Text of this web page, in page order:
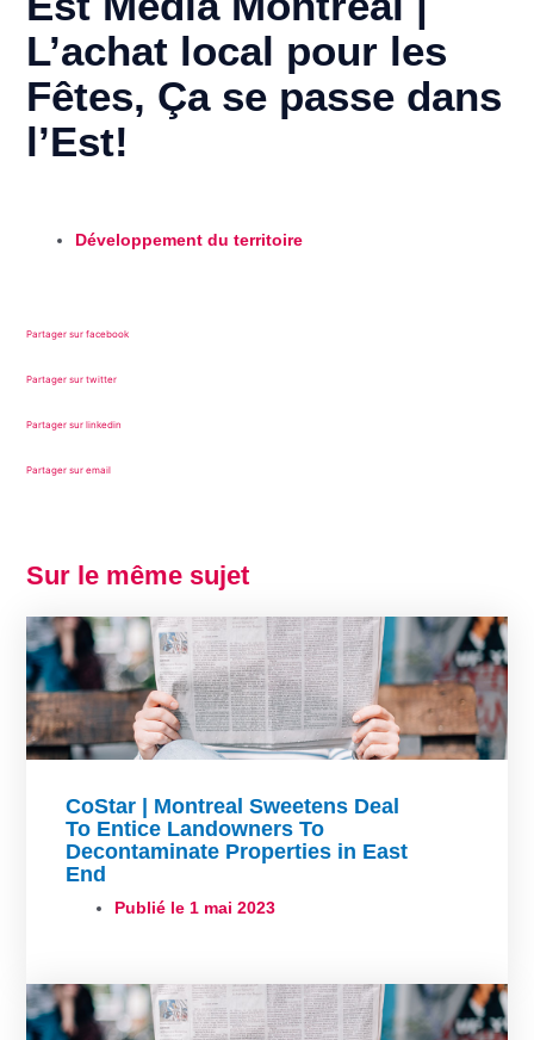
L’achat local pour les
Fêtes, Ça se passe dans
l’Est!
Développement du territoire
Partager sur facebook
Partager sur twitter
Partager sur linkedin
Partager sur email
Sur le même sujet
CoStar | Montreal Sweetens Deal
To Entice Landowners To
Decontaminate Properties in East
End
Publié le1 mai 2023